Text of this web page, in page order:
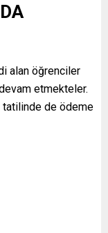
alan öğrenciler
etmekteler.
tatilinde de ödeme